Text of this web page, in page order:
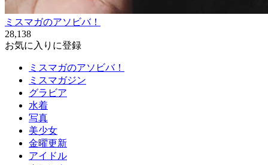
ミスマガのアソビバ！
28,138
お気に入りに登録
ミスマガのアソビバ！
ミスマガジン
グラビア
水着
写真
美少女
金曜更新
アイドル